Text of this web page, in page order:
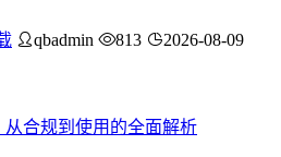
qbadmin 813 2026-08-09